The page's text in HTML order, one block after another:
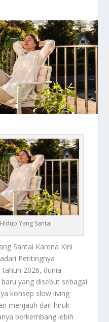
Yang Santai
Santai Karena Kini
Pentingnya
2026, dunia
yang disebut sebagai
konsep slow living
menjauh dari hiruk-
berkembang lebih